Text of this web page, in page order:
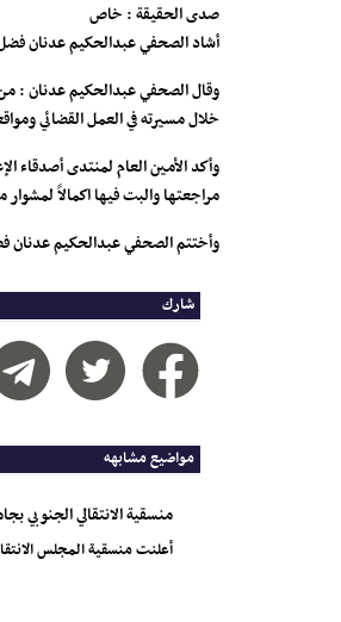
صدى الحقيقة : خاص
أشاد الصحفي عبدالحكيم عدنان فضل
وقال الصحفي عبدالحكيم عدنان : من
خلال مسيرته في العمل القضائي
وأكد الأمين العام لمنتدى أصدقاء
مراجعتها والبت فيها اكمالاً
وأختتم الصحفي عبدالحكيم عدنان
شارك
مواضيع مشابهه
منسقية الانتقالي الجنوبي
أعلنت منسقية المجلس